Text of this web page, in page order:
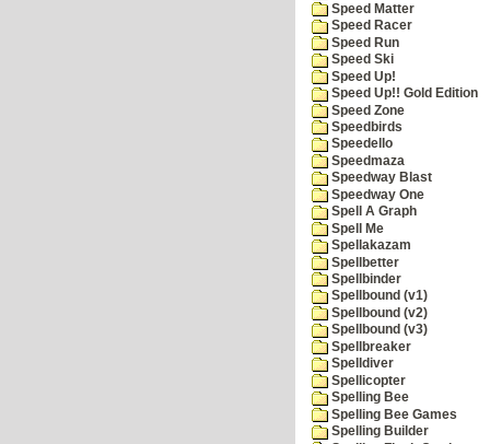
Speed Matter
Speed Racer
Speed Run
Speed Ski
Speed Up!
Speed Up!! Gold Edition
Speed Zone
Speedbirds
Speedello
Speedmaza
Speedway Blast
Speedway One
Spell A Graph
Spell Me
Spellakazam
Spellbetter
Spellbinder
Spellbound (v1)
Spellbound (v2)
Spellbound (v3)
Spellbreaker
Spelldiver
Spellicopter
Spelling Bee
Spelling Bee Games
Spelling Builder